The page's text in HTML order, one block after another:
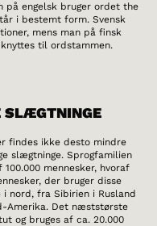
på engelsk bruger ordet the
i bestemt form. Svensk
mens man på finsk
til ordstammen.
SLÆGTNINGE
findes ikke desto mindre
slægtninge. Sprogfamilien
mennesker, hvoraf
der bruger disse
nord, fra Sibirien i Rusland
Amerika. Det næststørste
og bruges af ca. 20.000